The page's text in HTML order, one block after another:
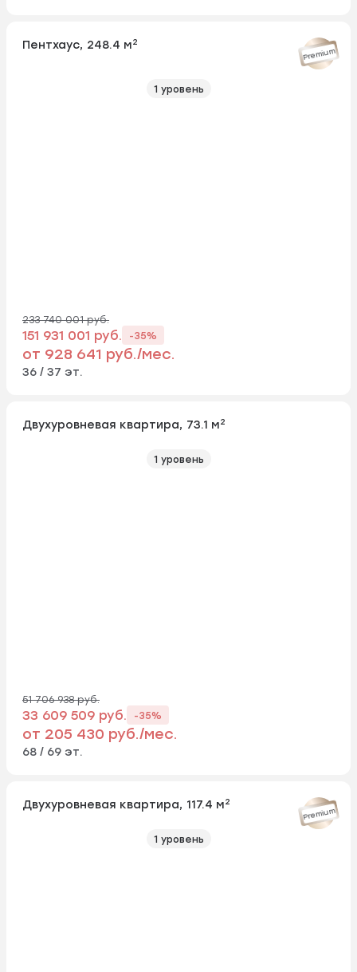
Пентхаус, 248.4 м2
Premium
1 уровень
233 740 001 руб.
151 931 001 руб. -35%
от 928 641 руб./мес.
36 / 37 эт.
Двухуровневая квартира, 73.1 м2
1 уровень
51 706 938 руб.
33 609 509 руб. -35%
от 205 430 руб./мес.
68 / 69 эт.
Двухуровневая квартира, 117.4 м2
Premium
1 уровень